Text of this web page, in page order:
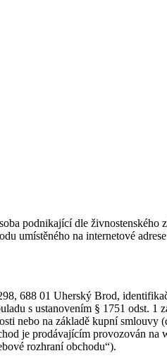
podnikající dle živnostenského
umístěného na internetové
688 01 Uherský Brod,
s ustanovením § 1751 odst. 1
nebo na základě kupní smlouvy
je prodávajícím provozován na
rozhraní obchodu“).